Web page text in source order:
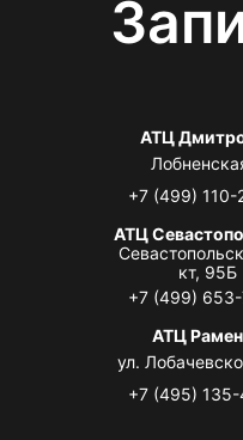
АТЦ
+7 (499) 110-
АТЦ
кт, 95Б
+7 (499)
АТЦ
ул.
+7 (495)